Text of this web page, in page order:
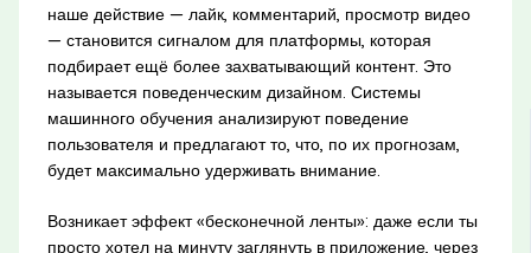
наше действие — лайк, комментарий, просмотр видео
— становится сигналом для платформы, которая
подбирает ещё более захватывающий контент. Это
называется поведенческим дизайном. Системы
машинного обучения анализируют поведение
пользователя и предлагают то, что, по их прогнозам,
будет максимально удерживать внимание.
Возникает эффект «бесконечной ленты»: даже если ты
просто хотел на минуту заглянуть в приложение, через